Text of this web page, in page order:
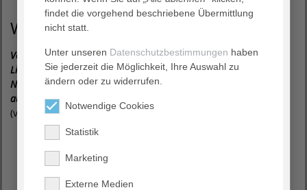
Werte
Vertraue Gott.
Liebe deinen
Nächsten. Achte
auf dich selbst.
(vgl.
findet die vorgehend beschriebene Übermittlung
nicht statt.
Unter unseren Datenschutzbestimmungen haben
Sie jederzeit die Möglichkeit, Ihre Auswahl zu
ändern oder zu widerrufen.
Notwendige Cookies
Statistik
Marketing
Externe Medien